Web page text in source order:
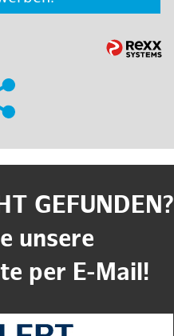
GEFUNDEN?
unsere
per E-Mail!